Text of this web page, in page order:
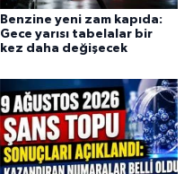
Benzine yeni zam kapıda:
Gece yarısı tabelalar bir
kez daha değişecek